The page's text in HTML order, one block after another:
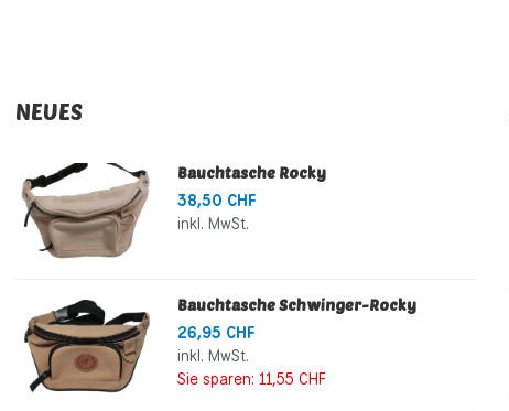
NEUES
Bauchtasche Rocky
38,50 CHF
inkl. MwSt.
Bauchtasche Schwinger-Rocky
26,95 CHF
inkl. MwSt.
Sie sparen: 11,55 CHF